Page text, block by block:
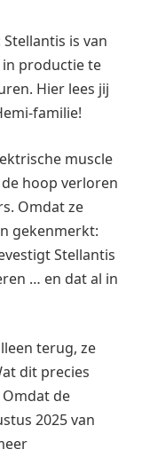
is van
productie te
Hier lees jij
familie!
muscle
de hoop verloren
Omdat ze
gekenmerkt:
Stellantis
… en dat al in
terug, ze
dit precies
de
2025 van